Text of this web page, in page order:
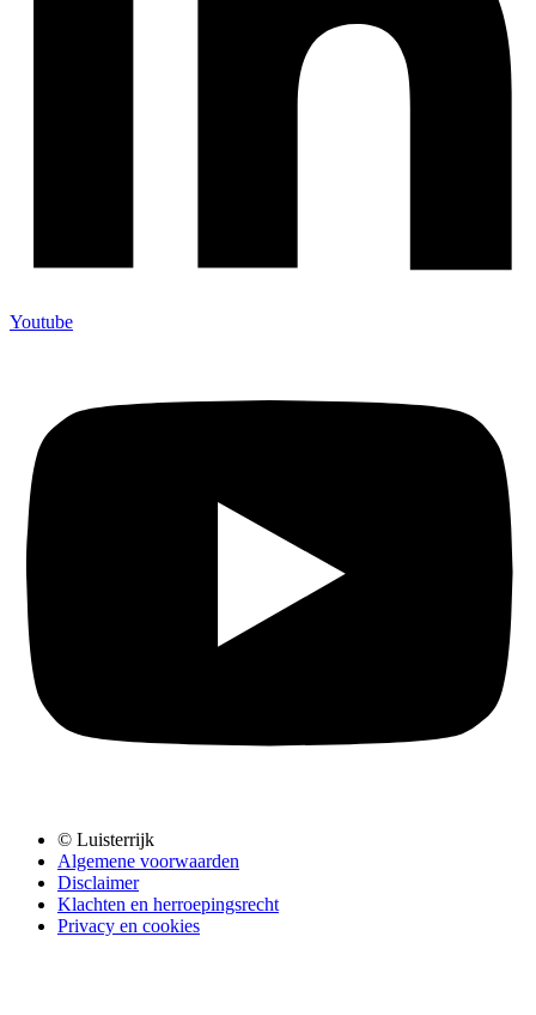
Youtube
© Luisterrijk
Algemene voorwaarden
Disclaimer
Klachten en herroepingsrecht
Privacy en cookies